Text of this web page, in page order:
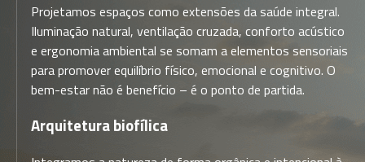
Projetamos espaços como extensões da saúde integral.
Iluminação natural, ventilação cruzada, conforto acústico
e ergonomia ambiental se somam a elementos sensoriais
para promover equilíbrio físico, emocional e cognitivo. O
bem-estar não é benefício – é o ponto de partida.
Arquitetura biofílica